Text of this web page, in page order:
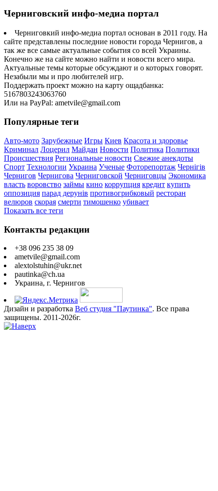
Черниговский инфо-медиа портал
Черниговкий инфо-медиа портал основан в 2011 году. На
сайте представлены последние новости города Чернигов, а
так же все самые актуальные события со всей Украины.
Конечно же на сайте можно найти и новости всего мира.
Актуальные темы которые обсуждают и о которых говорят.
Незабыли мы и про любителей игр.
Поддержать проект можно на карту ощадбанка:
5167803243063760
Или на PayPal: ametvile@gmail.com
Популярные теги
Авто-мото Зарубежные Игры Киев Красота и здоровье
Криминал Лоцерил Майдан Новости Политика Политики
Происшествия Региональные новости Свежие анекдоты
Спорт Технологии Украина Ученые Фоторепортаж Чернігів
Чернигов Чернигова Черниговской Черниговцы Экономика
власть воровство займы кино коррупция кредит купить
оппозиция парад дерунів противогрибковый ресторан
велюров скорая смерти тимошенко убивает
Показать все теги
Контакты редакции
+38 096 235 38 09
ametvile@gmail.com
alextolstuhin@ukr.net
pautinka@ch.ua
Украина, г. Чернигов
Дизайн и разработка Веб студия "Паутинка". Все права
защищены. 2011-2026г.